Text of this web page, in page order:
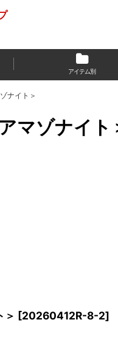
アイテム別
ナイト＞
マゾナイト
＞ [20260412R-8-2]